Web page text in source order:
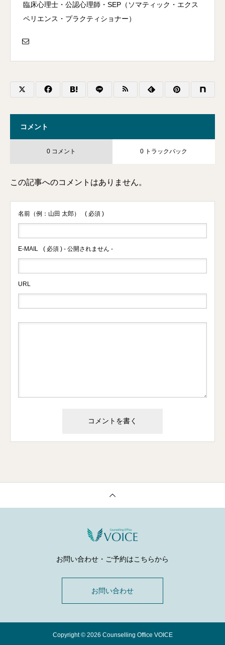
臨床心理士・公認心理師・SEP（ソマティック・エクス
ペリエンス・プラクティショナー）
コメント
0 コメント 0 トラックバック
この記事へのコメントはありません。
名前（例：山田 太郎） ( 必須 )
E-MAIL ( 必須 ) - 公開されません -
URL
お問い合わせ・ご予約はこちらから
お問い合わせ
Copyright © 2026 Counselling Office VOICE